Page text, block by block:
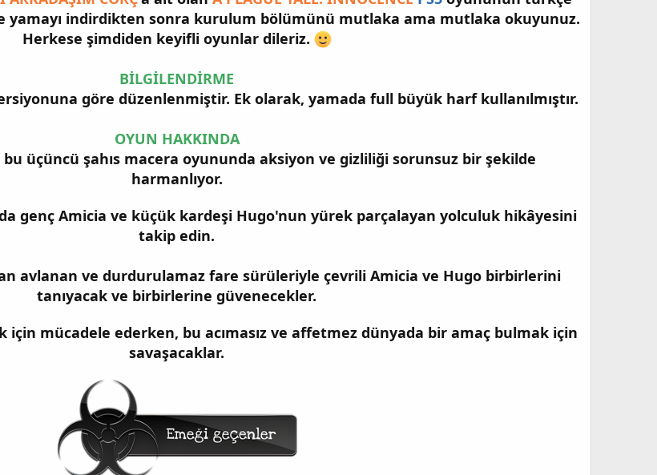
yamayı indirdikten sonra kurulum bölümünü mutlaka ama mutlaka okuyunuz.
Herkese şimdiden keyifli oyunlar dileriz.
BİLGİLENDİRME
göre düzenlenmiştir. Ek olarak, yamada full büyük harf kullanılmıştır.
OYUN HAKKINDA
bu üçüncü şahıs macera oyununda aksiyon ve gizliliği sorunsuz bir şekilde
harmanlıyor.
genç Amicia ve küçük kardeşi Hugo'nun yürek parçalayan yolculuk hikâyesini
takip edin.
avlanan ve durdurulamaz fare sürüleriyle çevrili Amicia ve Hugo birbirlerini
tanıyacak ve birbirlerine güvenecekler.
mücadele ederken, bu acımasız ve affetmez dünyada bir amaç bulmak için
savaşacaklar.